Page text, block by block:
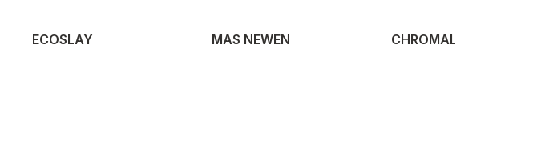
ECOSLAY MAS NEWEN CHROMALYA